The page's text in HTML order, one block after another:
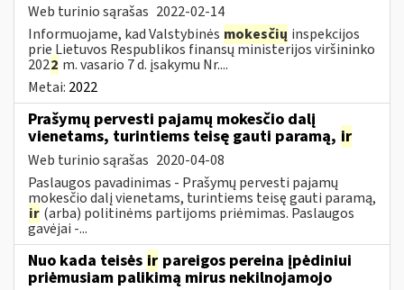
Web turinio sąrašas 2022-02-14
Informuojame, kad Valstybinės mokesčių inspekcijos
prie Lietuvos Respublikos finansų ministerijos viršininko
2022 m. vasario 7 d. įsakymu Nr....
Metai: 2022
Prašymų pervesti pajamų mokesčio dalį
vienetams, turintiems teisę gauti paramą, ir
Web turinio sąrašas 2020-04-08
Paslaugos pavadinimas - Prašymų pervesti pajamų
mokesčio dalį vienetams, turintiems teisę gauti paramą,
ir (arba) politinėms partijoms priėmimas. Paslaugos
gavėjai -...
Nuo kada teisės ir pareigos pereina įpėdiniui
priėmusiam palikimą mirus nekilnojamojo